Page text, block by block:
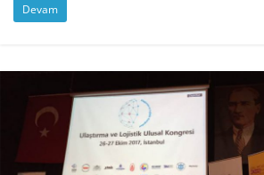
Devam